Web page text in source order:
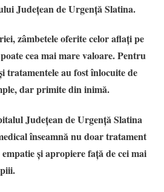
Județean de Urgență Slatina.
zâmbetele oferite celor aflați pe
cea mai mare valoare. Pentru
tratamentele au fost înlocuite de
dar primite din inimă.
Județean de Urgență Slatina
înseamnă nu doar tratament
și apropiere față de cei mai